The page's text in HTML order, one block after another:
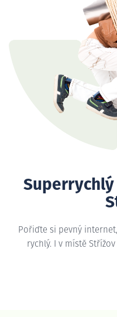
Pořiďte si pevný
rychlý. I v místě